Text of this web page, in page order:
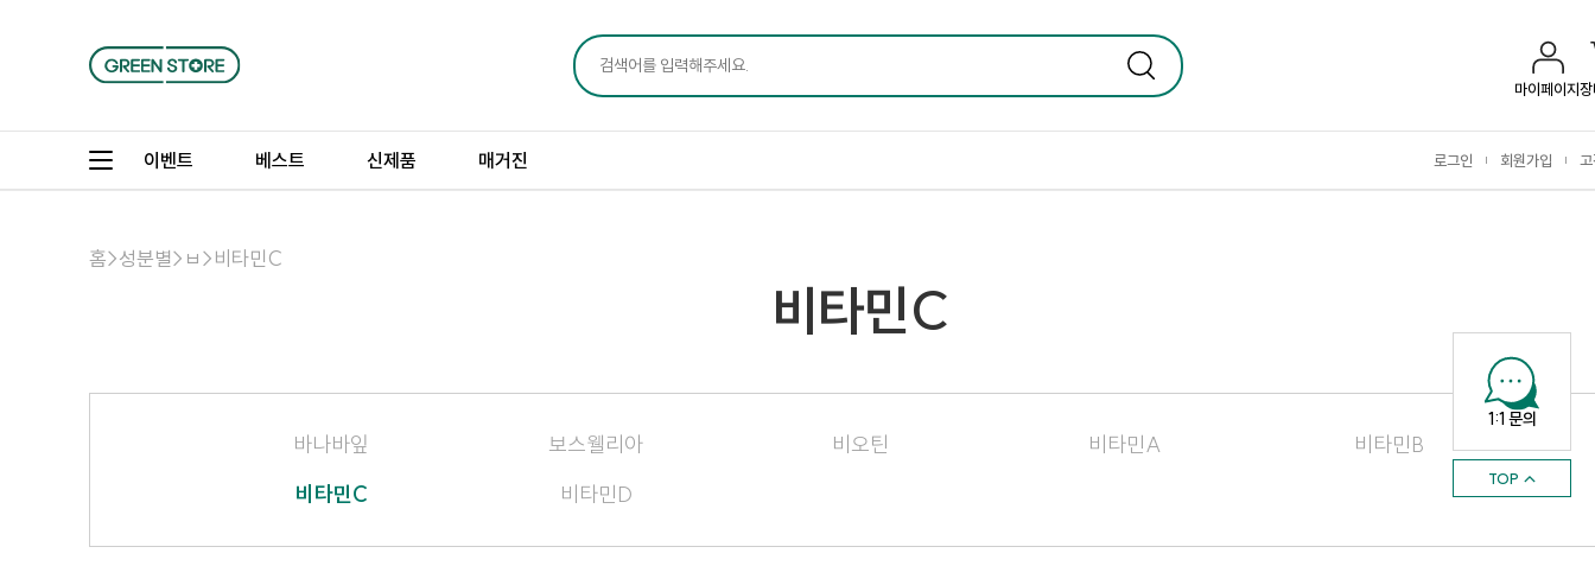
1:1 문의
TOP ↑
마이페이지
이벤트 베스트 신제품 매거진 로그인 | 회원가입 |
홈>성분별> ㅂ>비타민C
비타민C
바나바잎 보스웰리아 비오틴 비타민A
비타민B
비타민C
비타민D